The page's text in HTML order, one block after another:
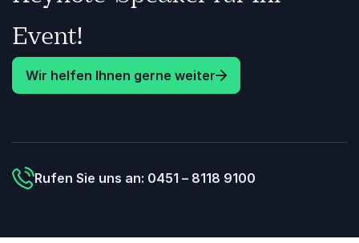
Event!
Wir helfen Ihnen gerne weiter
Rufen Sie uns an: 0451 – 8118 9100